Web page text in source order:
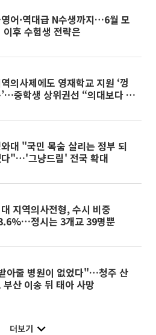
어·역대급 N수생까지…6월 모
이후 수험생 전략은
의사제에도 영재학교 지원 ‘껑
중학생 상위권선 “의대보다 이
대 "국민 목숨 살리는 정부 되
"…'그냥드림' 전국 확대
지역의사전형, 수시 비중
정시는 3개교 39명뿐
아줄 병원이 없었다"…청주 산
부산 이송 뒤 태아 사망
더보기